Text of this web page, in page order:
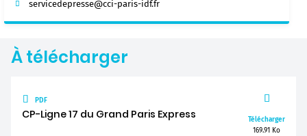
servicedepresse@cci-paris-idf.fr
À télécharger
PDF
CP-Ligne 17 du Grand Paris Express
Télécharger
169.91 Ko